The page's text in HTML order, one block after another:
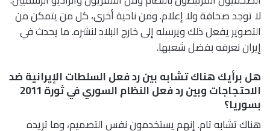
لا توجد صحافة ولا إعلام. ومن ناحية أخرى، كل من يتمكن من
التصوير يفعل ذلك ويرسله إلى خارج البلاد لنشره. ما يحدث في
إيران نعرفه بفضل شعبها.
هل برأيك هناك تشابه بين رد فعل السلطات الإيرانية ضد
الاحتجاجات وبين رد فعل النظام السوري في ثورة 2011
بسوريا؟
هناك تشابه تام. إنهم يستخدمون نفس التصميم، وما تريده